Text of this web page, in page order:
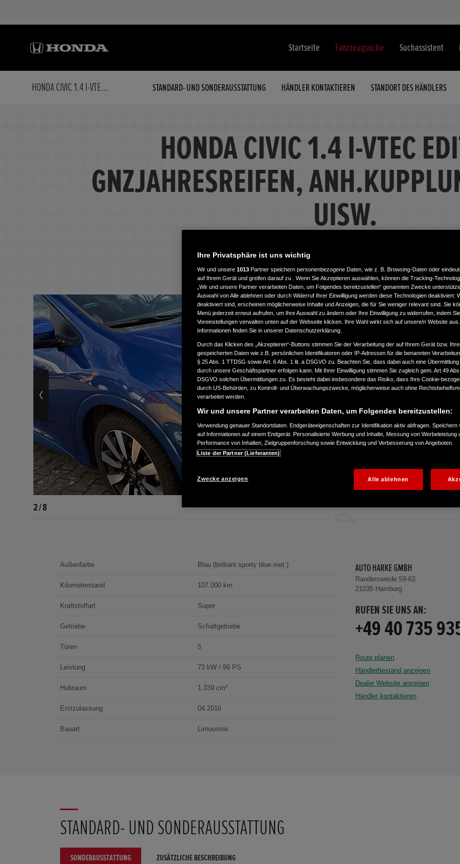
Startseite Fahrzeugsuche Suchassistent
HONDA CIVIC 1.4 I-VTEC EDITION X GNZJAHRESREIFEN, ANH.KUPPLUNG, KAMERA, UISW. STANDARD- UND SONDERAUSSTATTUNG HÄNDLER KONTAKTIEREN STANDORT DES HÄNDLERS
HONDA CIVIC 1.4 I-VTEC
GNZJAHRESREIFEN,
UISW.
2 / 8
Außenfarbe Blau (brilliant sporty blue met.)
Kilometerstand 107.000 km
Kraftstoffart Super
Getriebe Schaltgetriebe
Türen 5
Leistung 73 kW / 99 PS
Hubraum 1.339 cm³
Erstzulassung 04.2016
Bauart Limousine
AUTO HARKE GMBH
Randersweide 59-63
21035 Hamburg
RUFEN SIE UNS AN:
+49 40 735
Route planen
Händlerbestand anzeigen
Dealer Website anzeigen
Händler kontaktieren
STANDARD- UND SONDERAUSSTATTUNG
SONDERAUSSTATTUNG ZUSÄTZLICHE BESCHREIBUNG
Ihre Privatsphäre ist uns wichtig
Wir und unsere 1013 Partner speichern personenbezogene Daten, wie z. B. Browsing-Daten oder
auf Ihrem Gerät und greifen darauf zu . Wenn Sie Akzeptieren auswählen, können die Tracking-
„Wir und unsere Partner verarbeiten Daten, um Folgendes bereitzustellen“ genannten Zwecke
Auswahl von Alle ablehnen oder durch Widerruf Ihrer Einwilligung werden diese Technologien deaktiviert.
deaktiviert sind, erscheinen möglicherweise Inhalte und Anzeigen, die für Sie weniger relevant sind. Sie
Menü jederzeit erneut aufrufen, um Ihre Auswahl zu ändern oder Ihre Einwilligung zu widerrufen, indem
Voreinstellungen verwalten unten auf der Webseite klicken. Ihre Wahl wirkt sich auf unsere/n Website
Informationen finden Sie in unserer Datenschutzerklärung.
Durch das Klicken des „Akzeptieren“-Buttons stimmen Sie der Verarbeitung der auf Ihrem Gerät bzw.
gespeicherten Daten wie z.B. persönlichen Identifikatoren oder IP-Adressen für die benannten
§ 25 Abs. 1 TTDSG sowie Art. 6 Abs. 1 lit. a DSGVO zu. Beachten Sie, dass dabei auch eine Übermittlung
durch unsere Geschäftspartner erfolgen kann. Mit Ihrer Einwilligung stimmen Sie zugleich gem. Art.49
DSGVO solchen Übermittlungen zu. Es besteht dabei insbesondere das Risiko, dass Ihre Cookie-
durch US-Behörden, zu Kontroll- und Überwachungszwecke, möglicherweise auch ohne
verarbeitet werden.
Wir und unsere Partner verarbeiten Daten, um Folgendes bereitzustellen:
Verwendung genauer Standortdaten. Endgeräteeigenschaften zur Identifikation aktiv abfragen. Speichern
auf Informationen auf einem Endgerät. Personalisierte Werbung und Inhalte, Messung von Werbeleistung
Performance von Inhalten, Zielgruppenforschung sowie Entwicklung und Verbesserung von Angeboten.
Liste der Partner (Lieferanten)
Zwecke anzeigen Alle ablehnen